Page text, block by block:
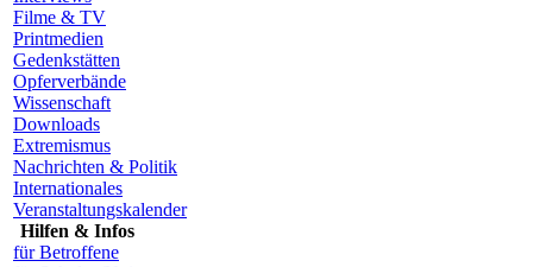
Filme & TV
Printmedien
Gedenkstätten
Opferverbände
Wissenschaft
Downloads
Extremismus
Nachrichten & Politik
Internationales
Veranstaltungskalender
Hilfen & Infos
für Betroffene